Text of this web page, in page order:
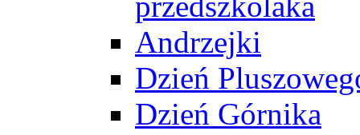
Andrzejki
Dzień
Dzień Górnika